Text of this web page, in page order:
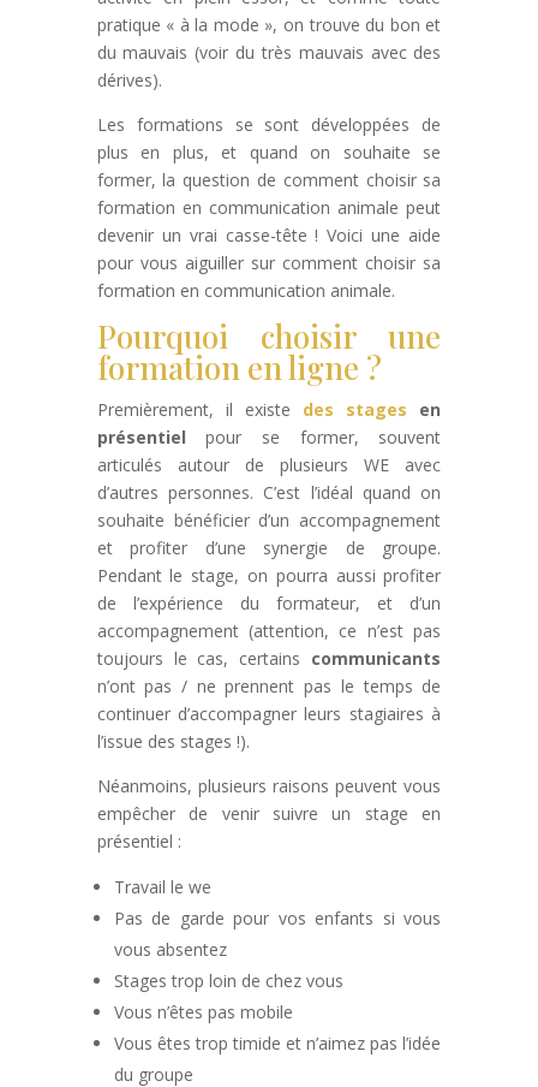
pratique « à la mode », on trouve du bon et
du mauvais (voir du très mauvais avec des
dérives).
Les formations se sont développées de
plus en plus, et quand on souhaite se
former, la question de comment choisir sa
formation en communication animale peut
devenir un vrai casse-tête ! Voici une aide
pour vous aiguiller sur comment choisir sa
formation en communication animale.
Pourquoi choisir une
formation en ligne ?
Premièrement, il existe des stages en
présentiel pour se former, souvent
articulés autour de plusieurs WE avec
d’autres personnes. C’est l’idéal quand on
souhaite bénéficier d’un accompagnement
et profiter d’une synergie de groupe.
Pendant le stage, on pourra aussi profiter
de l’expérience du formateur, et d’un
accompagnement (attention, ce n’est pas
toujours le cas, certains communicants
n’ont pas / ne prennent pas le temps de
continuer d’accompagner leurs stagiaires à
l’issue des stages !).
Néanmoins, plusieurs raisons peuvent vous
empêcher de venir suivre un stage en
présentiel :
Travail le we
Pas de garde pour vos enfants si vous
vous absentez
Stages trop loin de chez vous
Vous n’êtes pas mobile
Vous êtes trop timide et n’aimez pas l’idée
du groupe